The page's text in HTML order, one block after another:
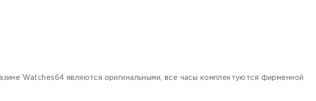
Watches64 являются оригинальными, все часы комплектуются фирменной